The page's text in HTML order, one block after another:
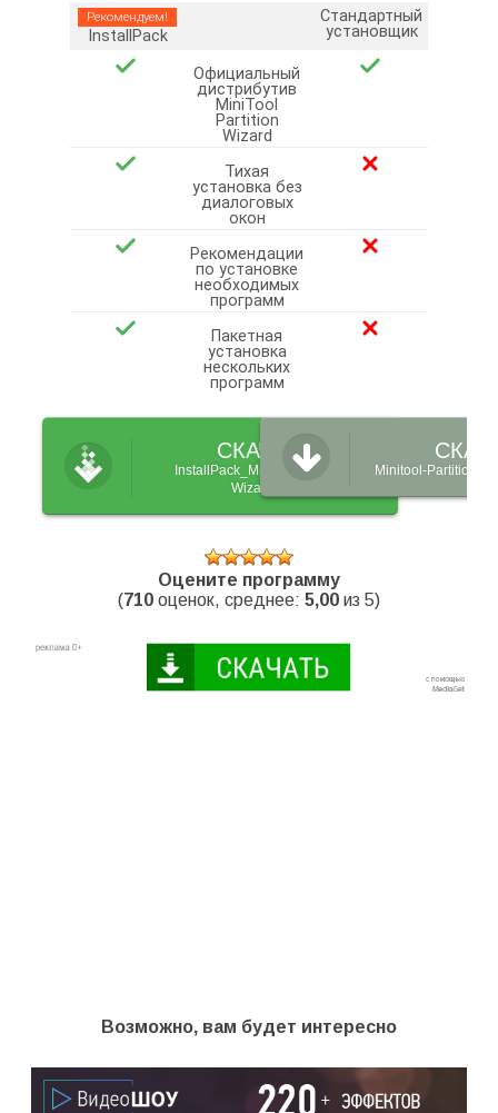
Рекомендуем!
InstallPack
Стандартный
установщик
Официальный
дистрибутив
MiniTool
Partition
Wizard
Тихая
установка без
диалоговых
окон
Рекомендации
по установке
необходимых
программ
Пакетная
установка
нескольких
программ
СКАЧАТЬ
InstallPack_Minitool-Partition-
Wizard.exe
Minitool-Partition-
Оцените программу
(710 оценок, среднее: 5,00 из 5)
Возможно, вам будет интересно